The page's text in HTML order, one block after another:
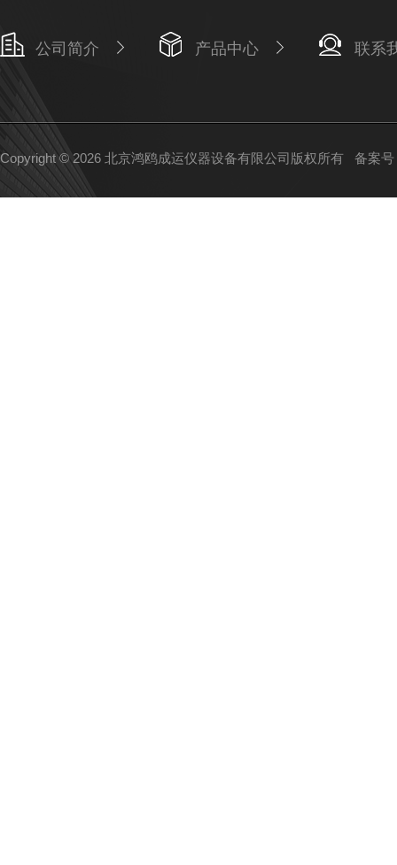
公司简介 产品中心 联系
Copyright © 2026 北京鸿鸥成运仪器设备有限公司版权所有 备案号